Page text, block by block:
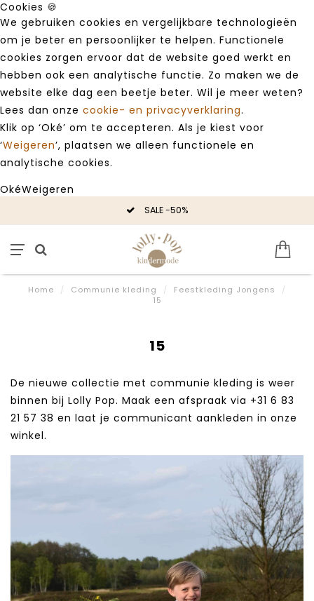
Cookies 🍪
We gebruiken cookies en vergelijkbare technologieën
om je beter en persoonlijker te helpen. Functionele
cookies zorgen ervoor dat de website goed werkt en
hebben ook een analytische functie. Zo maken we de
website elke dag een beetje beter. Wil je meer weten?
Lees dan onze cookie- en privacyverklaring.
Klik op ‘Oké’ om te accepteren. Als je kiest voor
‘Weigeren’, plaatsen we alleen functionele en
analytische cookies.
OkéWeigeren
SALE -50%
Home / Communie kleding / Feestkleding Jongens
/
15
15
De nieuwe collectie met communie kleding is weer
binnen bij Lolly Pop. Maak een afspraak via +31 6 83
21 57 38‬ en laat je communicant aankleden in onze
winkel.